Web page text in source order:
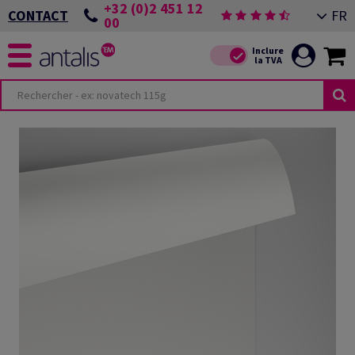
CONTACT +32 (0)2 451 12
00 FR